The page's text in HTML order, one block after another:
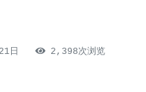
日 2,398次浏览